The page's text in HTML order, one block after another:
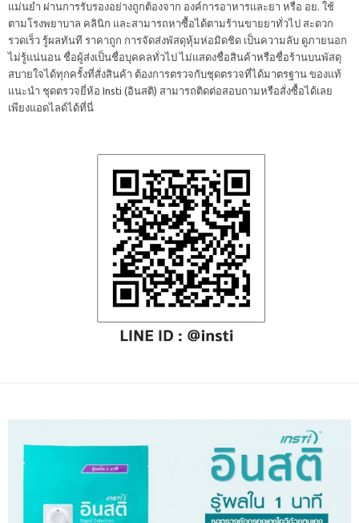
แม่นยำ ผ่านการรับรองอย่างถูกต้องจาก องค์การอาหารและยา หรือ อย. ใช้
ตามโรงพยาบาล คลินิก และสามารถหาซื้อได้ตามร้านขายยาทั่วไป สะดวก
รวดเร็ว รู้ผลทันที ราคาถูก การจัดส่งพัสดุหุ้มห่อมิดชิด เป็นความลับ ดูภายนอก
ไม่รู้แน่นอน ชื่อผู้ส่งเป็นชื่อบุคคลทั่วไป ไม่แสดงชื่อสินค้าหรือชื่อร้านบนพัสดุ
สบายใจได้ทุกครั้งที่สั่งสินค้า ต้องการตรวจกับชุดตรวจที่ได้มาตรฐาน ของแท้
แนะนำ ชุดตรวจยี่ห้อ Insti (อินสติ) สามารถติดต่อสอบถามหรือสั่งซื้อได้เลย
เพียงแอดไลด์ได้ที่นี่